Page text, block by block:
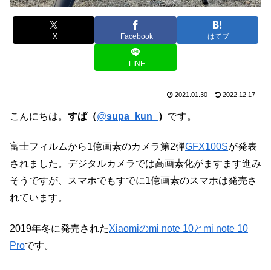
X Facebook はてブ
LINE
2021.01.30 2022.12.17
こんにちは。 すぱ（@supa_kun_ ） です。
富士フィルムから1億画素のカメラ第2弾GFX100Sが発表
されました。デジタルカメラでは高画素化がますます進み
そうですが、スマホでもすでに1億画素のスマホは発売さ
れています。
2019年冬に発売されたXiaomiのmi note 10とmi note 10
Proです。